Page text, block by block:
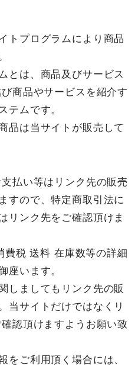
トプログラムにより商品
とは、商品及びサービス
商品やサービスを紹介す
テムです。
品は当サイトが販売して
払い等はリンク先の販売
すので、特定商取引法に
リンク先をご確認頂けま
費税 送料 在庫数等の詳細
座います。
しましてもリンク先の販
当サイトだけではなくリ
認頂けますようお願い致
をご利用頂く場合には、